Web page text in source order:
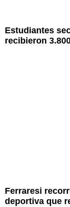
Estudiantes
recibieron
Ferraresi
deportiva que